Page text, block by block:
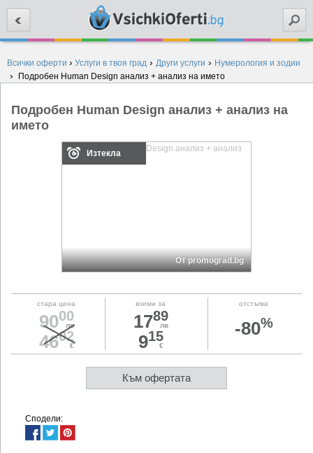
Всички оферти › Услуги в твоя град › Други услуги › Нумерология и зодии
› Подробен Human Design анализ + анализ на името
Подробен Human Design анализ + анализ на
името
Изтекла
От promograd.bg
стара цена
9000
лв
4602
€
вземи за
1789
лв
915
€
отстъпка
-80%
Към офертата
Сподели: